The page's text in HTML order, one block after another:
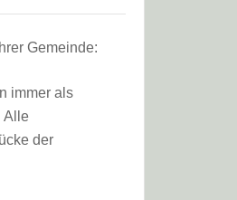
Gemeinde:
immer als
Alle
der